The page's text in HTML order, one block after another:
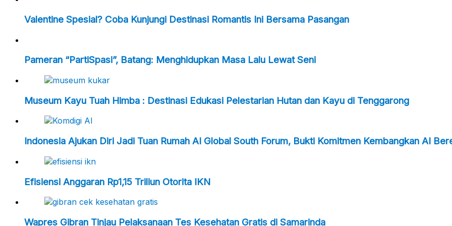
Valentine Spesial? Coba Kunjungi Destinasi Romantis Ini Bersama Pasangan
Pameran “PartiSpasi”, Batang: Menghidupkan Masa Lalu Lewat Seni
Museum Kayu Tuah Himba : Destinasi Edukasi Pelestarian Hutan dan Kayu di Tenggarong
Indonesia Ajukan Diri Jadi Tuan Rumah AI Global South Forum, Bukti Komitmen Kembangkan AI
Efisiensi Anggaran Rp1,15 Triliun Otorita IKN
Wapres Gibran Tinjau Pelaksanaan Tes Kesehatan Gratis di Samarinda